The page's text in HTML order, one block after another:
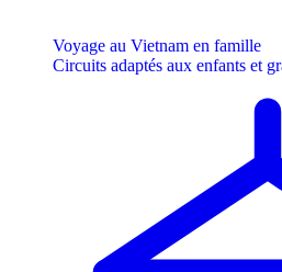
Voyage au Vietnam en famille
Circuits adaptés aux enfants et